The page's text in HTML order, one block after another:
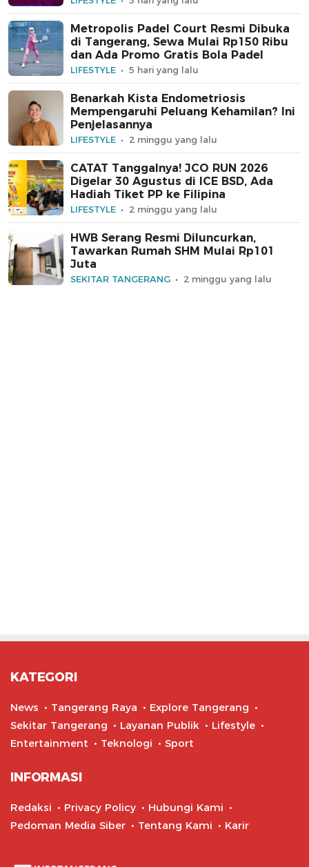
Metropolis Padel Court Resmi Dibuka
di Tangerang, Sewa Mulai Rp150 Ribu
dan Ada Promo Gratis Bola Padel
LIFESTYLE 5 hari yang lalu
Benarkah Kista Endometriosis
Mempengaruhi Peluang Kehamilan? Ini
Penjelasannya
LIFESTYLE 2 minggu yang lalu
CATAT Tanggalnya! JCO RUN 2026
Digelar 30 Agustus di ICE BSD, Ada
Hadiah Tiket PP ke Filipina
LIFESTYLE 2 minggu yang lalu
HWB Serang Resmi Diluncurkan,
Tawarkan Rumah SHM Mulai Rp101
Juta
SEKITAR TANGERANG 2 minggu yang lalu
KATEGORI
News Tangerang Raya
Explore Tangerang
Sekitar Tangerang
Layanan Publik
Lifestyle
Entertainment
Teknologi Sport
INFORMASI
Redaksi Privacy Policy
Hubungi Kami
Pedoman Media Siber
Tentang Kami Karir